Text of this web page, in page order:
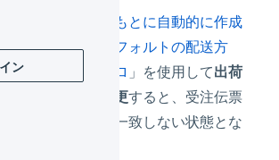
ン
は、
受注伝票をもとに自動的に作成
が、その後「
デフォルトの配送方
出荷伝票のマクロ 」を使用して出荷
配送方法のみを変更すると、受注伝票
伝票の配送方法が一致しない状態とな